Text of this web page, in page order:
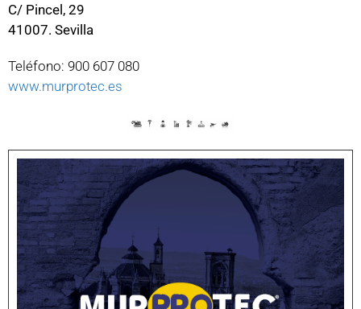
C/ Pincel, 29
41007. Sevilla
Teléfono: 900 607 080
www.murprotec.es